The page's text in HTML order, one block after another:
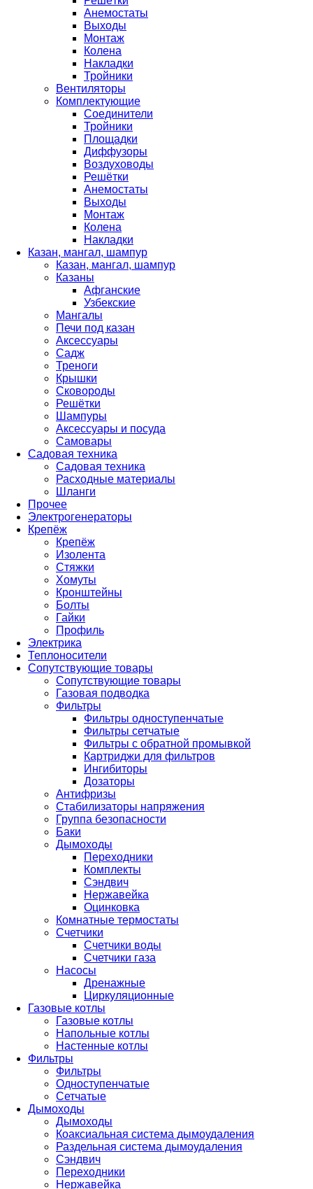
Анемостаты
Выходы
Монтаж
Колена
Накладки
Тройники
Вентиляторы
Комплектующие
Соединители
Тройники
Площадки
Диффузоры
Воздуховоды
Решётки
Анемостаты
Выходы
Монтаж
Колена
Накладки
Казан, мангал, шампур
Казан, мангал, шампур
Казаны
Афганские
Узбекские
Мангалы
Печи под казан
Аксессуары
Садж
Треноги
Крышки
Сковороды
Решётки
Шампуры
Аксессуары и посуда
Самовары
Садовая техника
Садовая техника
Расходные материалы
Шланги
Прочее
Электрогенераторы
Крепёж
Крепёж
Изолента
Стяжки
Хомуты
Кронштейны
Болты
Гайки
Профиль
Электрика
Теплоносители
Сопутствующие товары
Сопутствующие товары
Газовая подводка
Фильтры
Фильтры одноступенчатые
Фильтры сетчатые
Фильтры с обратной промывкой
Картриджи для фильтров
Ингибиторы
Дозаторы
Антифризы
Стабилизаторы напряжения
Группа безопасности
Баки
Дымоходы
Переходники
Комплекты
Сэндвич
Нержавейка
Оцинковка
Комнатные термостаты
Счетчики
Счетчики воды
Счетчики газа
Насосы
Дренажные
Циркуляционные
Газовые котлы
Газовые котлы
Напольные котлы
Настенные котлы
Фильтры
Фильтры
Одноступенчатые
Сетчатые
Дымоходы
Дымоходы
Коаксиальная система дымоудаления
Раздельная система дымоудаления
Сэндвич
Переходники
Нержавейка